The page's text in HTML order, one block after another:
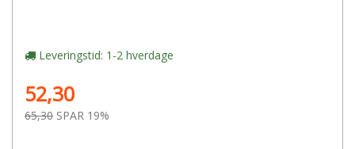
Leveringstid: 1-2 hverdage
52,30
65,30 SPAR 19%